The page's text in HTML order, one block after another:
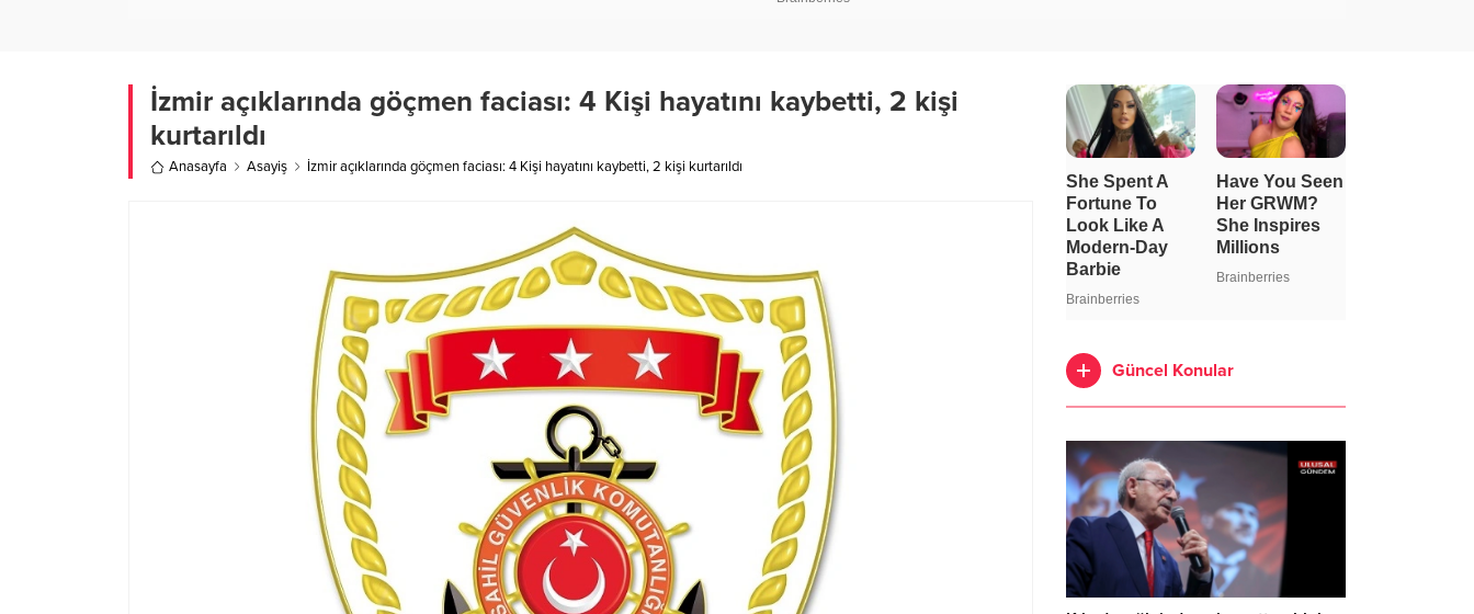
İzmir açıklarında göçmen faciası: 4 Kişi hayatını kaybetti, 2 kişi
kurtarıldı
Anasayfa Asayiş İzmir açıklarında göçmen faciası: 4 Kişi hayatını kaybetti, 2 kişi kurtarıldı
Güncel Konular